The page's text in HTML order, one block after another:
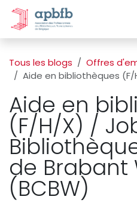
Se rendre au contenu
Tous les blogs
Offres
Aide en bibliothèques (F/H/X) / Job étudiant /
Aide en
(F/H/X) /
de Brabant
(BCBW)